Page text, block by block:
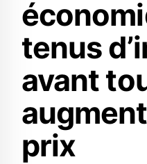
tenus
avant
prix